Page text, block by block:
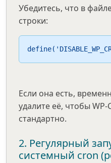
Убедитесь, что в
строки:
Если она есть,
удалите её, чтобы
стандартно.
2. Регулярный
системный cron